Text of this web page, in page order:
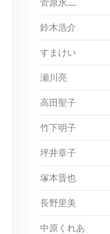
菅原永二
鈴木浩介
すまけい
瀬川亮
高田聖子
竹下明子
坪井章子
塚本晋也
長野里美
中原くれあ